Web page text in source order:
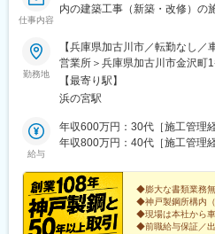
仕事内容
内の建築工事（新築・改修）の
勤務地
【兵庫県加古川市／転勤なし／
営業所＞兵庫県加古川市金沢町
＜本社＞兵庫県加古川市尾上
は神戸製鋼所加古川製鉄所の構
だきます。※受動喫煙対策あり
【最寄り駅】
浜の宮駅
給与
年収600万円：30代［施工管理
年収800万円：40代［施工管理
◆膨大な書類業務無
◆神戸製鋼所構内
◆現場は本社から
◆前職給与保証／出